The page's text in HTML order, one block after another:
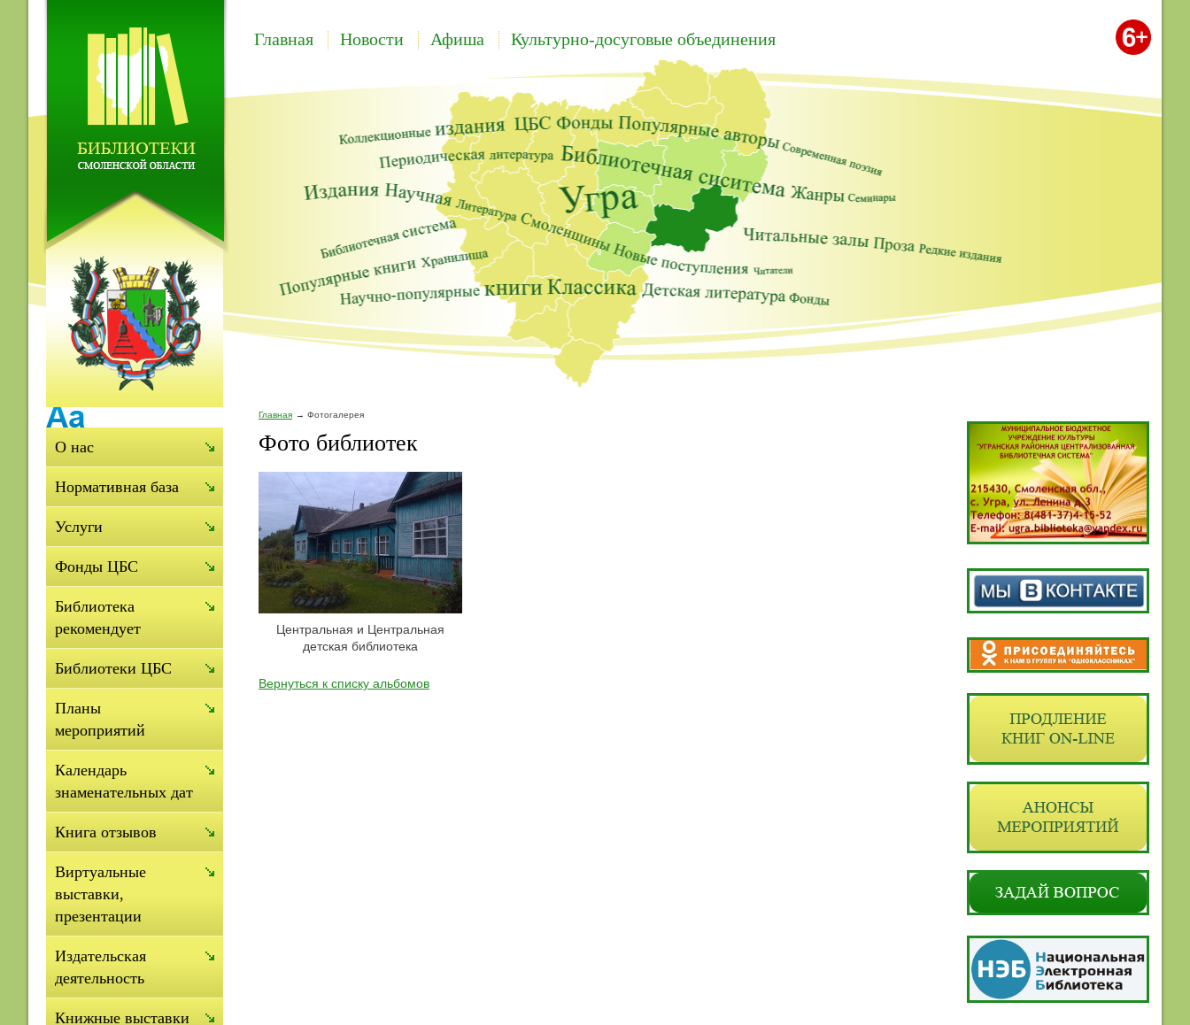
Главная Новости Афиша Культурно-досуговые объединения
Главная Фотогалерея
Фото библиотек
Центральная и Центральная
детская библиотека
Вернуться к списку альбомов
О нас
Нормативная база
Услуги
Фонды ЦБС
Библиотека
рекомендует
Библиотеки ЦБС
Планы
мероприятий
Календарь
знаменательных дат
Книга отзывов
Виртуальные
выставки,
презентации
Издательская
деятельность
Книжные выставки